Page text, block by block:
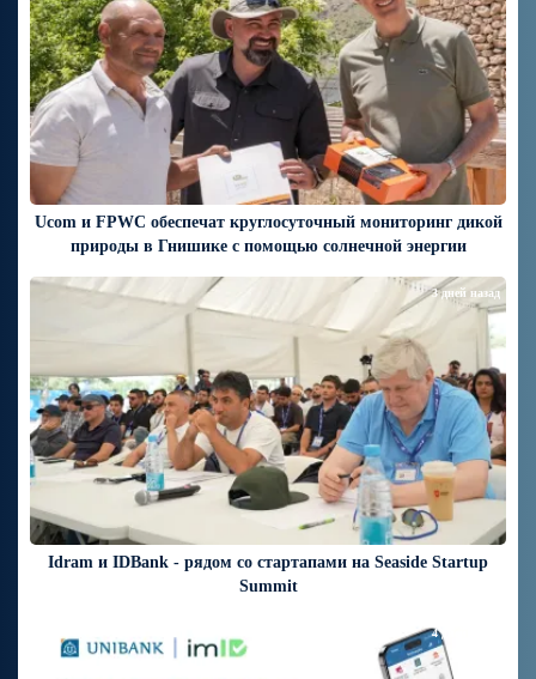
Ucom и FPWC обеспечат круглосуточный мониторинг дикой
природы в Гнишике с помощью солнечной энергии
Idram и IDBank - рядом со стартапами на Seaside Startup
Summit
3 дней назад
4 дней назад